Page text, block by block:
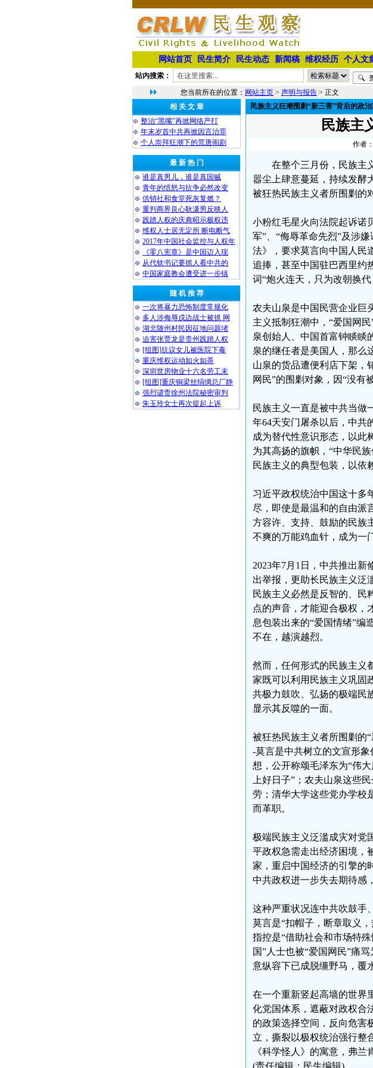
网站首页 民生简介 民生动态 新闻稿 维权经历 个人文
站内搜索：
您当前所在的位置： 网站主页 > 声明与报告 > 正文
相 关 文 章
整治“黑嘴”再掀网络严打
年末岁首中共再掀因言治罪
个人崇拜狂潮下的荒唐闹剧
最 新 热 门
谁是真男儿，谁是真国贼
青年的愤怒与抗争必然改变
供销社和食堂死灰复燃？
重判商界良心耿潇男反映人
践踏人权的庆典昭示极权违
维权人士居无定所 断电断气
2017年中国社会监控与人权年
《零八宪章》是中国迈入现
从代钦书记要抓人看中共的
中国家庭教会遭受进一步镇
随 机 推 荐
一次将暴力恐怖制度常规化
多人涉侮辱戌边战士被抓 网
湖北随州村民因征地问题堵
迫害张贾龙是贵州践踏人权
[组图]抗议女儿被医院下毒
重庆维权运动如火如荼
深圳世房物业十六名劳工未
[组图]重庆铜梁丝绢绸总厂静
强烈谴责徐州法院秘密审判
朱玉玲女士再次提起上诉
民族主义狂潮围剿“新三害”背后的政
民族主
作者
在整个三月份，民族主
嚣尘上肆意蔓延，持续发酵
被狂热民族主义者所围剿的
小粉红毛星火向法院起诉诺
军”、“侮辱革命先烈”及涉
法》，要求莫言向中国人民
追捧，甚至中国驻巴西里约
词“炮火连天，只为改朝换
农夫山泉是中国民营企业巨
主义抵制狂潮中，“爱国网
泉创始人、中国首富钟睒睒
泉的继任者是美国人，那么
山泉的货品遭便利店下架，
网民”的围剿对象，因“没有
民族主义一直是被中共当做
年64天安门屠杀以后，中共
成为替代性意识形态，以此
为其高扬的旗帜，“中华民
民族主义的典型包装，以依
习近平政权统治中国这十多
尽，即使是最温和的自由派
方容许、支持、鼓励的民族
不爽的万能鸡血针，成为一
2023年7月1日，中共推出
出举报，更助长民族主义泛
民族主义必然是反智的、民
点的声音，才能迎合极权，
息包装出来的“爱国情绪”编
不在，越演越烈。
然而，任何形式的民族主义
家既可以利用民族主义巩固
共极力鼓吹、弘扬的极端民
显示其反噬的一面。
被狂热民族主义者所围剿的
-莫言是中共树立的文宣形
想，公开称颂毛泽东为“伟
上好日子”；农夫山泉这些
劳；清华大学这些党办学校
而革职。
极端民族主义泛滥成灾对党
平政权急需走出经济困境，
家，重启中国经济的引擎的
中共政权进一步失去期待感
这种严重状况连中共吹鼓手
莫言是“扣帽子，断章取义
指控是“借助社会和市场特
国”人士也被“爱国网民”痛
意纵容下已成脱缰野马，覆
在一个重新竖起高墙的世界
化党国体系，遮蔽对政权合
的政策选择空间，反向危害
立，撕裂以极权统治强行整
《科学怪人》的寓意，弗兰
(责任编辑：民生编辑)